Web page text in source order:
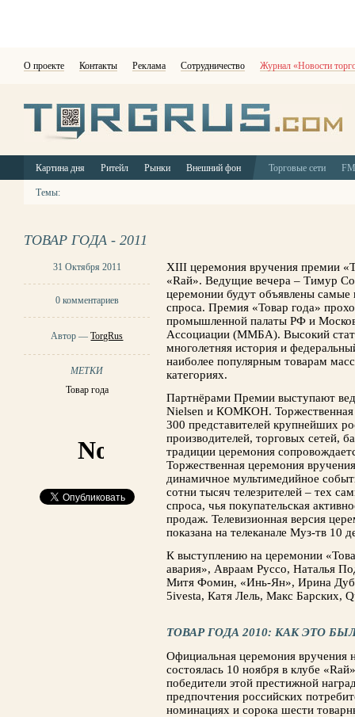
О проекте Контакты Реклама Сотрудничество Журнал «Новости
Картина дня Ритейл Рынки Внешний фон Торговые сети
Темы:
ТОВАР ГОДА - 2011
31 Октября 2011
0 комментариев
Автор —TorgRus
МЕТКИ
Товар года
XIII церемония вручения премии
«Rай». Ведущие вечера – Тимур
церемонии будут объявлены самые
спроса. Премия «Товар года»
промышленной палаты РФ и
Ассоциации (ММБА). Высокий
многолетняя история и
наиболее популярным товарам
категориях.
Партнёрами Премии выступают
Nielsen и КОМКОН. Торжественная
300 представителей крупнейших
производителей, торговых сетей,
традиции церемония
Торжественная церемония
динамичное мультимедийное
сотни тысяч телезрителей – тех
спроса, чья покупательская
продаж. Телевизионная версия
показана на телеканале Муз-тв 10
К выступлению на церемонии
авария», Авраам Руссо, Наталья
Митя Фомин, «Инь-Ян», Ирина
5ivesta, Катя Лель, Макс Барских,
ТОВАР ГОДА 2010: КАК ЭТО
Официальная церемония
состоялась 10 ноября в клубе
победители этой престижной
предпочтения российских
номинациях и сорока шести